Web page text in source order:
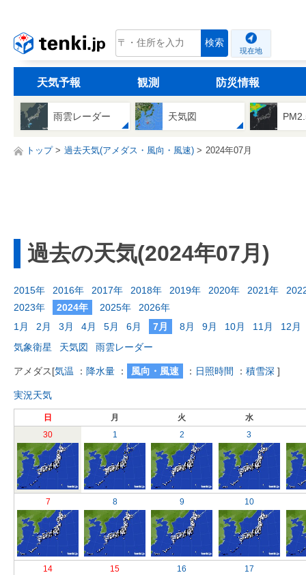
tenki.jp 検索
現在地
天気予報 観測 防災情報
雨雲レーダー 天気図
トップ 過去天気(アメダス・風向・風速) 2024年07月
過去の天気(2024年07月)
2015年 2016年 2017年 2018年 2019年 2020年 2021年
2023年
2024年 2025年
2026年
1月
2月 3月 4月 5月 6月 7月 8月 9月 10月 11月
12月
気象衛星
天気図 雨雲レーダー
アメダス[気温 ： 降水量 ： 風向・風速 ： 日照時間 ： 積雪深 ]
実況天気
日 月 火
水
30
1 2 3
7 8 9 10
14 15 16 17